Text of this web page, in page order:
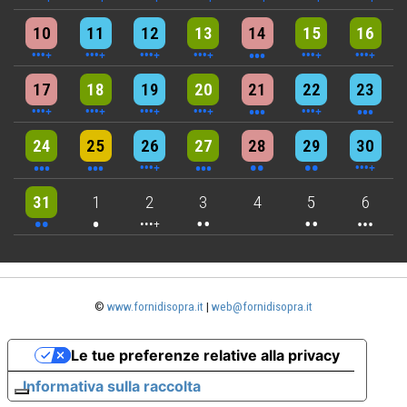
10
5 events 11
7 events 12
6 events 13
9 events 14
3 events 15
7 events 16
4 events
17
5 events 18
6 events 19
7 events 20
6 events 21
3 events 22
4 events 23
3 events
24
3 events 25
3 events 26
6 events 27
3 events 28
2 events 29
2 events 30
4 events
31
2 events 1
One event 2
4 events 3
2 events 4 5
2 events 6
3 events
© www.fornidisopra.it | web@fornidisopra.it
Informativa sulla raccolta
Le tue preferenze relative alla privacy